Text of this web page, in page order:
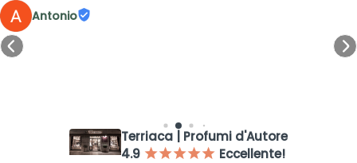
Antonio
Terriaca | Profumi d'Autore
4.9 ¡¡¡¡¡ Eccellente!
Accesso richiesto
Accedi al tuo account per aggiungere prodotti alla tua lista